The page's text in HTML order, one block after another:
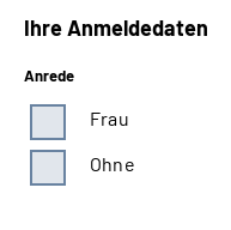
Ihre Anmeldedaten
Anrede
Frau
Ohne